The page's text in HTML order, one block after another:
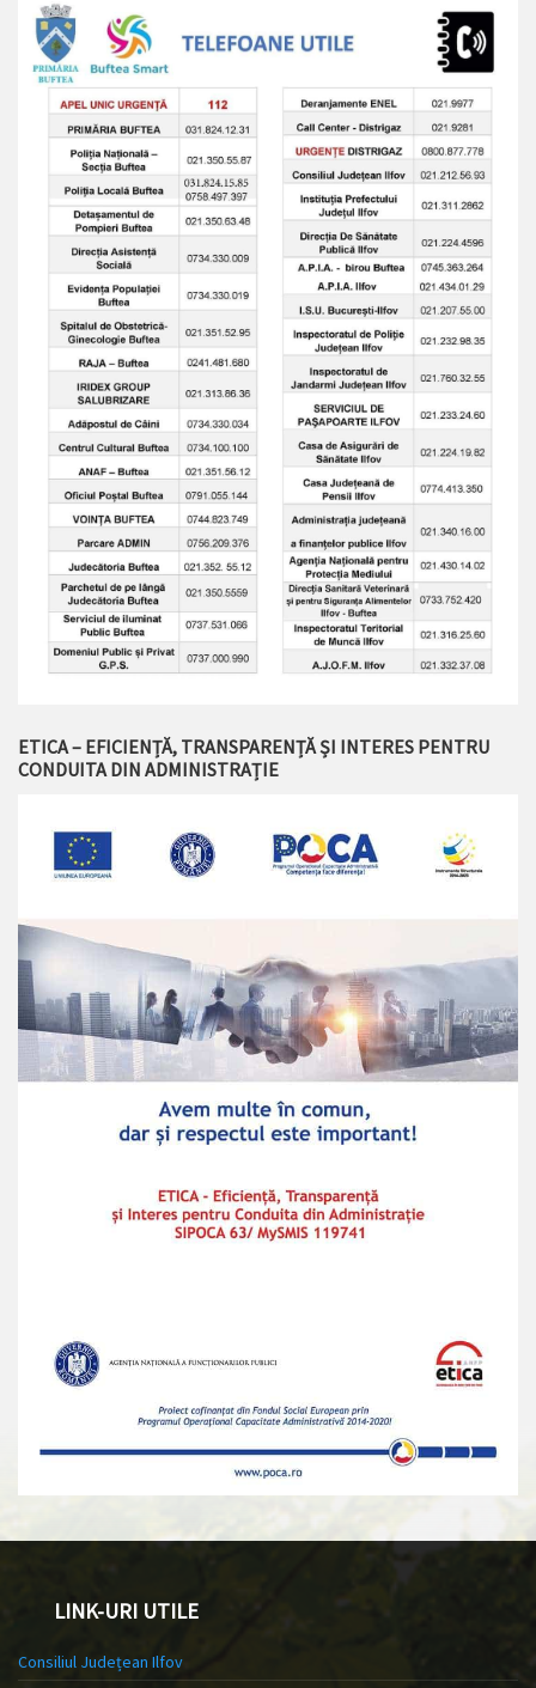
ETICA – EFICIENȚĂ, TRANSPARENȚĂ ȘI INTERES PENTRU
CONDUITA DIN ADMINISTRAȚIE
LINK-URI UTILE
Consiliul Județean Ilfov